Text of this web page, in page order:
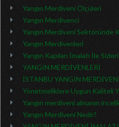
Yangın Merdiveni Ölçüleri
Yangın Merdivenci
Yangın Merdiveni Sektöründe
Yangın Merdivenleri
Yangın Kapıları İmalatı İle
YANGIN MERDİVENLERİ
İSTANBU YANGIN
Yönetmeliklere Uygun Kaliteli
Yangın merdiveni almanın
Yangın Merdiveni Nedir?